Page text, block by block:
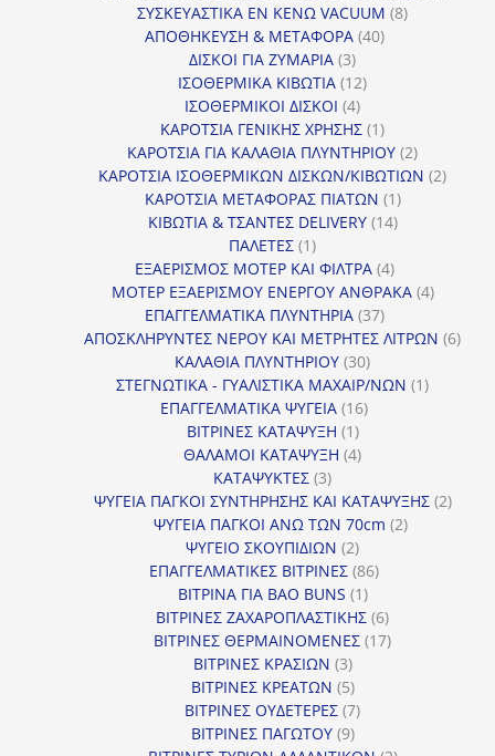
ΣΥΣΚΕΥΑΣΤΙΚΑ ΕΝ ΚΕΝΩ VACUUM 88
ΑΠΟΘΗΚΕΥΣΗ & ΜΕΤΑΦΟΡΑ 4040
ΔΙΣΚΟΙ ΓΙΑ ΖΥΜΑΡΙΑ 33
προϊόντα
ΙΣΟΘΕΡΜΙΚΑ ΚΙΒΩΤΙΑ 1212
ΙΣΟΘΕΡΜΙΚΟΙ ΔΙΣΚΟΙ 44
προϊόντα
ΚΑΡΟΤΣΙΑ ΓΕΝΙΚΗΣ ΧΡΗΣΗΣ 11
προϊόν
ΚΑΡΟΤΣΙΑ ΓΙΑ ΚΑΛΑΘΙΑ ΠΛΥΝΤΗΡΙΟΥ 22
προϊόντα
ΚΑΡΟΤΣΙΑ ΙΣΟΘΕΡΜΙΚΩΝ ΔΙΣΚΩΝ/ΚΙΒΩΤΙΩΝ 22
ΚΑΡΟΤΣΙΑ ΜΕΤΑΦΟΡΑΣ ΠΙΑΤΩΝ 11
προϊόν
ΚΙΒΩΤΙΑ & ΤΣΑΝΤΕΣ DELIVERY 1414
ΠΑΛΕΤΕΣ 11
προϊόν
ΕΞΑΕΡΙΣΜΟΣ ΜΟΤΕΡ ΚΑΙ ΦΙΛΤΡΑ 44
προϊόντα
ΜΟΤΕΡ ΕΞΑΕΡΙΣΜΟΥ ΕΝΕΡΓΟΥ ΑΝΘΡΑΚΑ 44
ΕΠΑΓΓΕΛΜΑΤΙΚΑ ΠΛΥΝΤΗΡΙΑ 3737
προϊόντα
ΑΠΟΣΚΛΗΡΥΝΤΕΣ ΝΕΡΟΥ ΚΑΙ ΜΕΤΡΗΤΕΣ ΛΙΤΡΩΝ 66
ΚΑΛΑΘΙΑ ΠΛΥΝΤΗΡΙΟΥ 3030
προϊόντα
ΣΤΕΓΝΩΤΙΚΑ - ΓΥΑΛΙΣΤΙΚΑ ΜΑΧΑΙΡ/ΝΩΝ 11
ΕΠΑΓΓΕΛΜΑΤΙΚΑ ΨΥΓΕΙΑ 1616
ΒΙΤΡΙΝΕΣ ΚΑΤΑΨΥΞΗ 11
προϊόν
ΘΑΛΑΜΟΙ ΚΑΤΑΨΥΞΗ 44
ΚΑΤΑΨΥΚΤΕΣ 33
προϊόντα
ΨΥΓΕΙΑ ΠΑΓΚΟΙ ΣΥΝΤΗΡΗΣΗΣ ΚΑΙ ΚΑΤΑΨΥΞΗΣ 22
ΨΥΓΕΙΑ ΠΑΓΚΟΙ ΑΝΩ ΤΩΝ 70cm 22
ΨΥΓΕΙΟ ΣΚΟΥΠΙΔΙΩΝ 22
προϊόντα
ΕΠΑΓΓΕΛΜΑΤΙΚΕΣ ΒΙΤΡΙΝΕΣ 8686
ΒΙΤΡΙΝΑ ΓΙΑ BAO BUNS 11
προϊόν
ΒΙΤΡΙΝΕΣ ΖΑΧΑΡΟΠΛΑΣΤΙΚΗΣ 66
προϊόντα
ΒΙΤΡΙΝΕΣ ΘΕΡΜΑΙΝΟΜΕΝΕΣ 1717
ΒΙΤΡΙΝΕΣ ΚΡΑΣΙΩΝ 33
προϊόντα
ΒΙΤΡΙΝΕΣ ΚΡΕΑΤΩΝ 55
προϊόντα
ΒΙΤΡΙΝΕΣ ΟΥΔΕΤΕΡΕΣ 77
ΒΙΤΡΙΝΕΣ ΠΑΓΩΤΟΥ 99